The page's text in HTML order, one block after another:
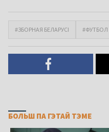
#ЗБОРНАЯ БЕЛАРУСІ #ФУТБОЛ
БОЛЬШ ПА ГЭТАЙ ТЭМЕ